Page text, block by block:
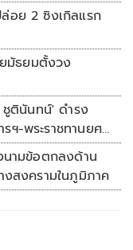
ย 2 ซิงเกิลแรก
มัธยมตั้งวง
ชูตินันทน์' ดำรง
ฯ-พระราชทานยศ
นามข้อตกลงด้าน
งสงครามในภูมิภาค